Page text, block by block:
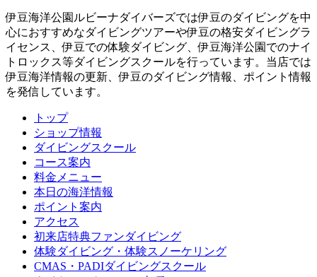
伊豆海洋公園ルビーナダイバーズでは伊豆のダイビングを中
心におすすめなダイビングツアーや伊豆の格安ダイビングラ
イセンス、伊豆での体験ダイビング、伊豆海洋公園でのナイ
トロックス等ダイビングスクールを行っています。当店では
伊豆海洋情報の更新、伊豆のダイビング情報、ポイント情報
を発信しています。
トップ
ショップ情報
ダイビングスクール
コース案内
料金メニュー
本日の海洋情報
ポイント案内
アクセス
初来店特典ファンダイビング
体験ダイビング・体験スノーケリング
CMAS・PADIダイビングスクール